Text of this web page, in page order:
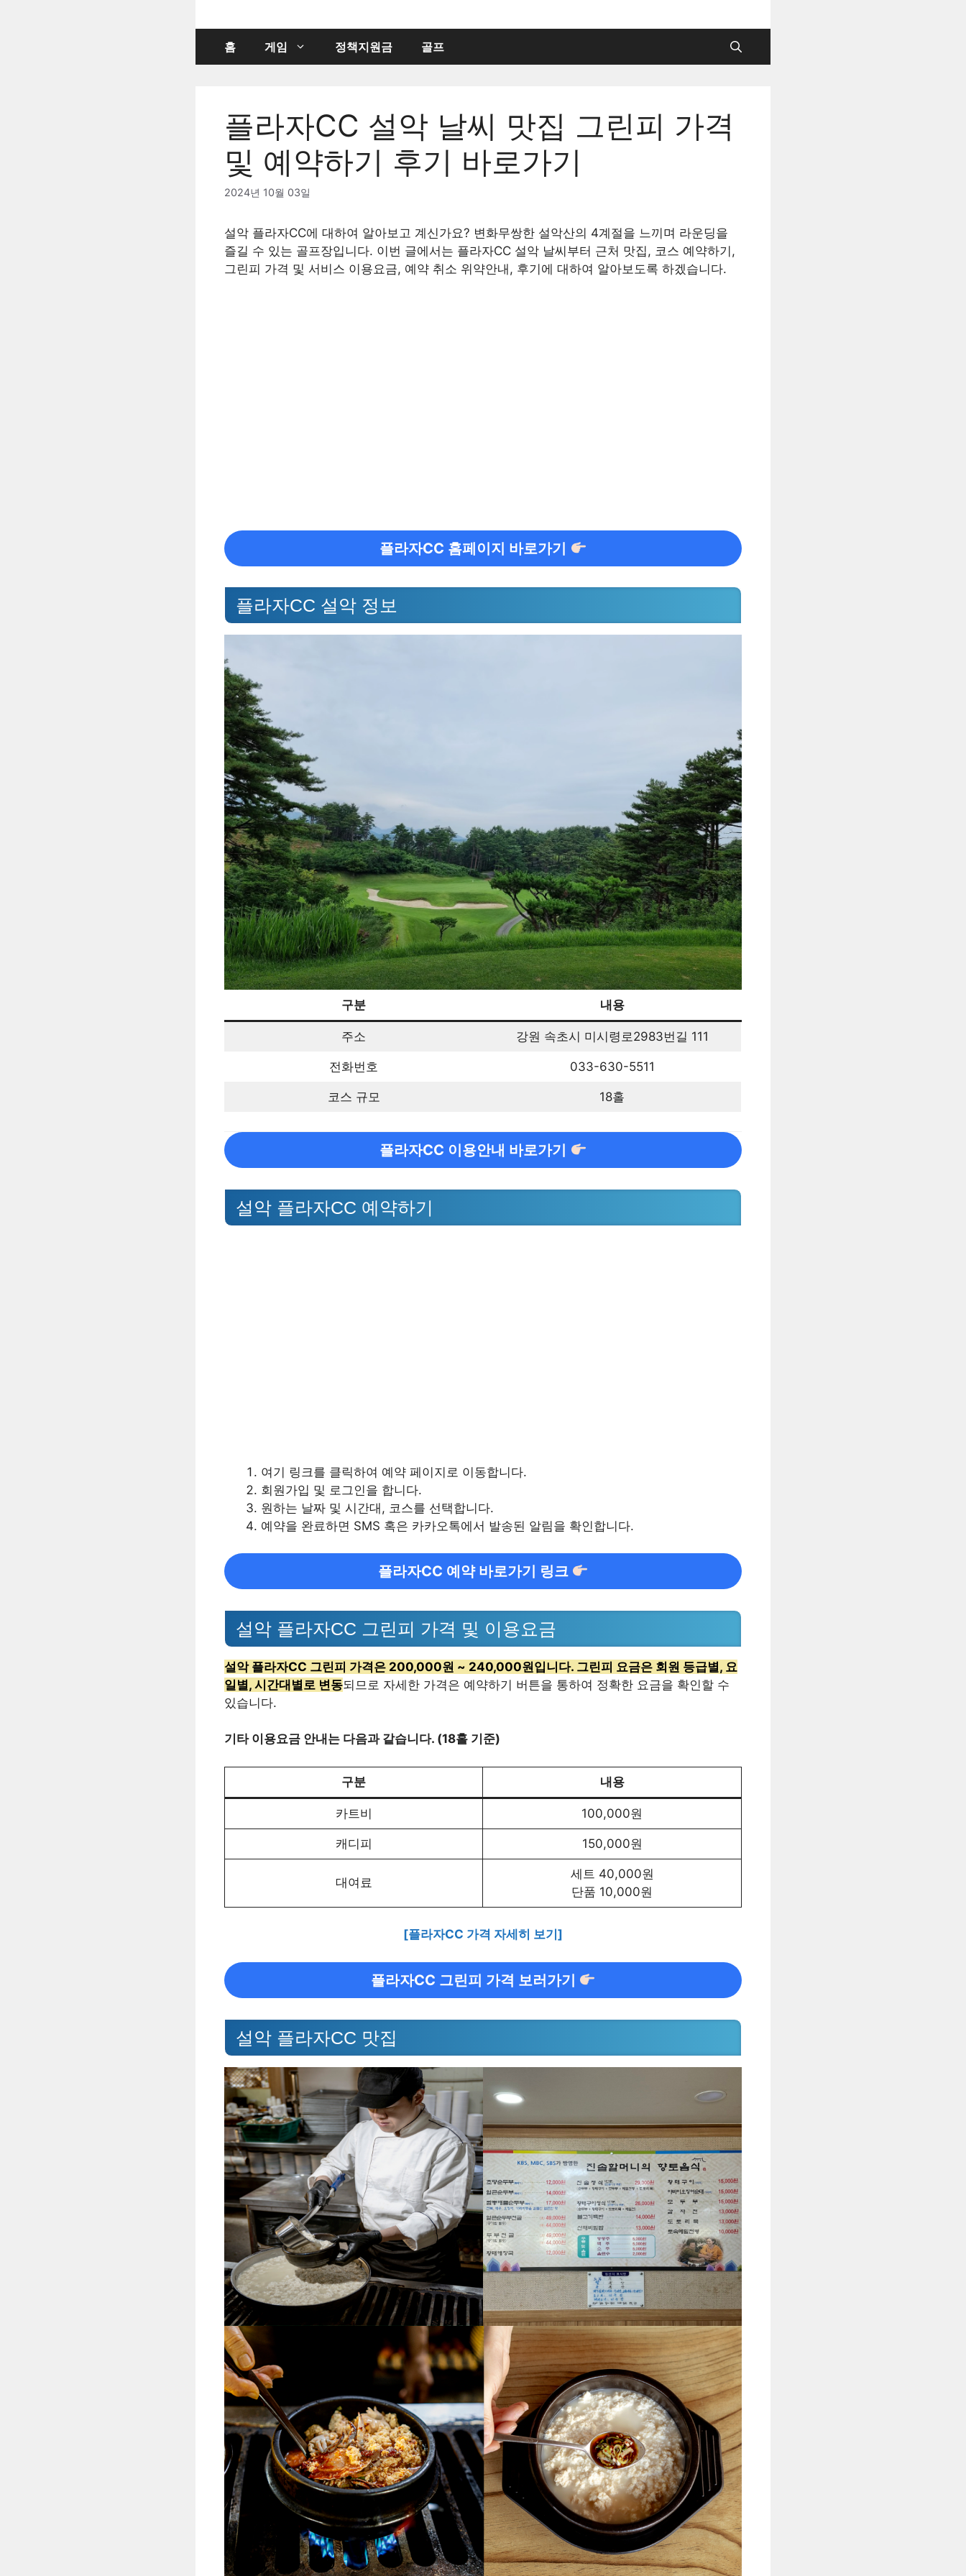
홈 게임 정책지원금 골프
플라자CC 설악 날씨 맛집 그린피 가격
및 예약하기 후기 바로가기
2024년 10월 03일
설악 플라자CC에 대하여 알아보고 계신가요? 변화무쌍한 설악산의 4계절을 느끼며 라운딩을
즐길 수 있는 골프장입니다. 이번 글에서는 플라자CC 설악 날씨부터 근처 맛집, 코스 예약하기,
그린피 가격 및 서비스 이용요금, 예약 취소 위약안내, 후기에 대하여 알아보도록 하겠습니다.
플라자CC 홈페이지 바로가기
플라자CC 설악 정보
구분 내용
주소 강원 속초시 미시령로2983번길 111
전화번호 033-630-5511
코스 규모 18홀
플라자CC 이용안내 바로가기
설악 플라자CC 예약하기
여기 링크를 클릭하여 예약 페이지로 이동합니다.
회원가입 및 로그인을 합니다.
원하는 날짜 및 시간대, 코스를 선택합니다.
예약을 완료하면 SMS 혹은 카카오톡에서 발송된 알림을 확인합니다.
플라자CC 예약 바로가기 링크
설악 플라자CC 그린피 가격 및 이용요금
설악 플라자CC 그린피 가격은 200,000원 ~ 240,000원입니다. 그린피 요금은 회원 등급별, 요
일별, 시간대별로 변동되므로 자세한 가격은 예약하기 버튼을 통하여 정확한 요금을 확인할 수
있습니다.
기타 이용요금 안내는 다음과 같습니다. (18홀 기준)
구분 내용
카트비 100,000원
캐디피 150,000원
대여료
세트 40,000원
단품 10,000원
[플라자CC 가격 자세히 보기]
플라자CC 그린피 가격 보러가기
설악 플라자CC 맛집